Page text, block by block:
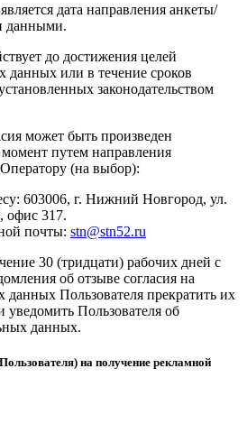
дата направления анкеты/
данными.
до достижения целей
данных или в течение сроков
законодательством
может быть произведен
путем направления
(на выбор):
603006, г. Нижний Новгород, ул.
офис 317.
почты: stn@stn52.ru
30 (тридцати) рабочих дней с
об отзыве согласия на
данных Пользователя прекратить их
уведомить Пользователя об
данных.
на получение рекламной